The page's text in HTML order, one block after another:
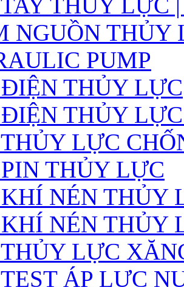
THỦY LỰC
NGUỒN THỦY
PUMP
THỦY LỰC
THỦY
LỰC
THỦY LỰC
NÉN THỦY
NÉN THỦY
LỰC
ÁP LỰC